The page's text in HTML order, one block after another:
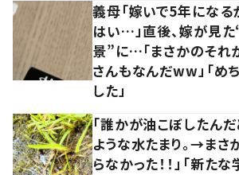
義母「嫁いで5年になる
はい…」直後、嫁が見
景”に…「まさかのそれ
さんもなんだww」「め
した」
「誰かが油こぼしたん
ような水たまり。→ま
らなかった！！」「新た